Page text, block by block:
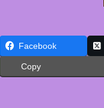
Facebook
Copy